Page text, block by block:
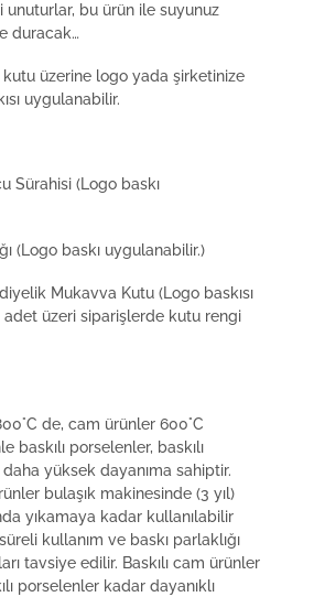
bu ürün ile suyunuz
duracak…
kutu üzerine logo yada şirketinize
uygulanabilir.
Sürahisi (Logo baskı
(Logo baskı uygulanabilir.)
Mukavva Kutu (Logo baskısı
üzeri siparişlerde kutu rengi
de, cam ürünler 600°C
baskılı porselenler, baskılı
yüksek dayanıma sahiptir.
bulaşık makinesinde (3 yıl)
yıkamaya kadar kullanılabilir
kullanım ve baskı parlaklığı
tavsiye edilir. Baskılı cam ürünler
porselenler kadar dayanıklı